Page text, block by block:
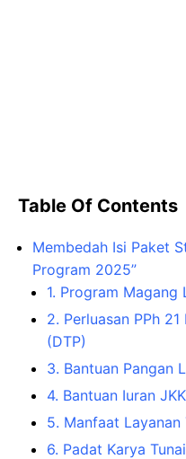
Table Of Contents
Membedah Isi Paket
Program 2025”
1. Program Magang
2. Perluasan PPh
(DTP)
3. Bantuan Pangan
4. Bantuan Iuran
5. Manfaat Layanan
6. Padat Karya